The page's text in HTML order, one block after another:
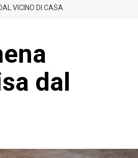
VICINO DI CASA
dal